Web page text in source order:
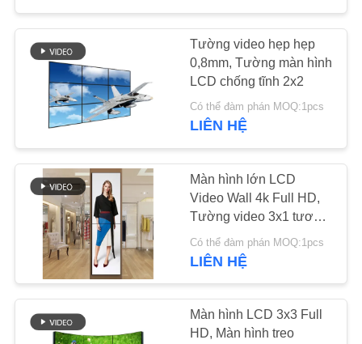
QUAN
NHÀ
MÁY
KIỂM
SOÁT
CHẤT
LƯỢNG
LIÊN
HỆ
CHÚNG
TÔI
Bảng hiệu kỹ thuật
số ngoài trời
74
Bảng hiệu kỹ thuật
số thường trực
31
Tường video hẹp hẹp
0,8mm, Tường màn hình
LCD chống tĩnh 2x2
Có thể đàm phán MOQ:1pcs
LIÊN HỆ
Màn hình lớn LCD
Video Wall 4k Full HD,
Tường video 3x1 tương
tác dọc
Có thể đàm phán MOQ:1pcs
LIÊN HỆ
Màn hình LCD 3x3 Full
HD, Màn hình treo